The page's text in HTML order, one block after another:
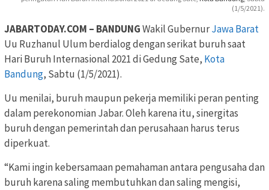
(1/5/2021).
JABARTODAY.COM – BANDUNGWakil GubernurJawa Barat
Uu Ruzhanul Ulum berdialog dengan serikat buruh saat
Hari Buruh Internasional 2021 di Gedung Sate, Kota
Bandung, Sabtu (1/5/2021).
Uu menilai, buruh maupun pekerja memiliki peran penting
dalam perekonomian Jabar. Oleh karena itu, sinergitas
buruh dengan pemerintah dan perusahaan harus terus
diperkuat.
“Kami ingin kebersamaan pemahaman antara pengusaha dan
buruh karena saling membutuhkan dan saling mengisi,